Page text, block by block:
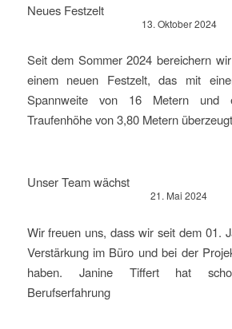
Neues Festzelt
13. Oktober 2024
Seit dem Sommer 2024 bereichern
einem neuen Festzelt, das mit
Spannweite von 16 Metern und
Traufenhöhe von 3,80 Metern
Unser Team wächst
21. Mai 2024
Wir freuen uns, dass wir seit dem 01.
Verstärkung im Büro und bei der
haben. Janine Tiffert hat
Berufserfahrung